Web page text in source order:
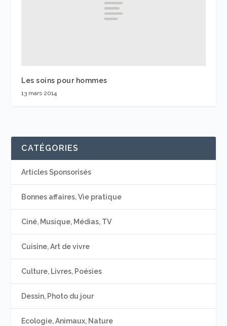
Les soins pour hommes
13 mars 2014
CATÉGORIES
Articles Sponsorisés
Bonnes affaires, Vie pratique
Ciné, Musique, Médias, TV
Cuisine, Art de vivre
Culture, Livres, Poésies
Dessin, Photo du jour
Ecologie, Animaux, Nature